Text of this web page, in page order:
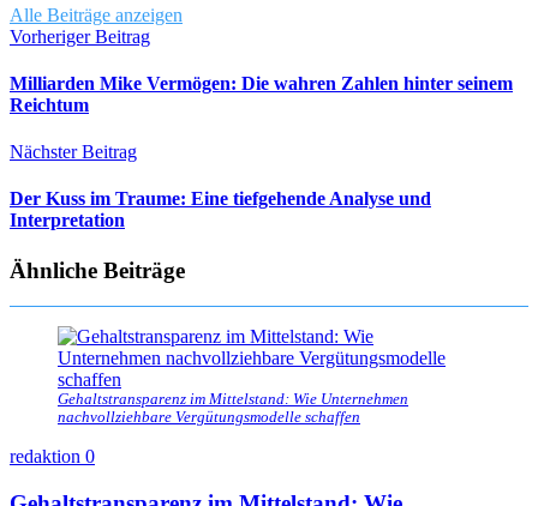
Alle Beiträge anzeigen
Vorheriger Beitrag
Milliarden Mike Vermögen: Die wahren Zahlen hinter seinem
Reichtum
Nächster Beitrag
Der Kuss im Traume: Eine tiefgehende Analyse und
Interpretation
Ähnliche Beiträge
Gehaltstransparenz im Mittelstand: Wie Unternehmen
nachvollziehbare Vergütungsmodelle schaffen
redaktion 0